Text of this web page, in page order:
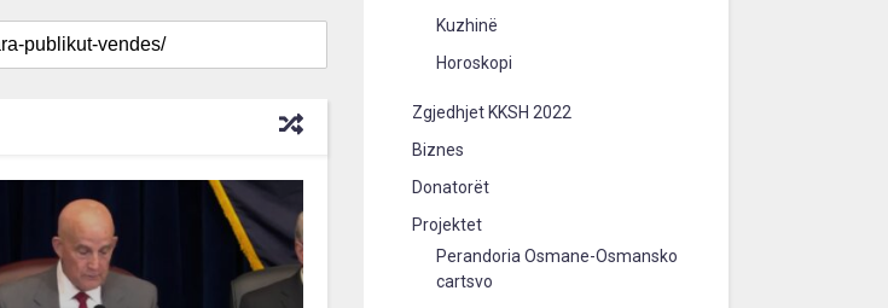
Kuzhinë
Horoskopi
Zgjedhjet KKSH 2022
Biznes
Donatorët
Projektet
Perandoria Osmane-Osmansko
cartsvo